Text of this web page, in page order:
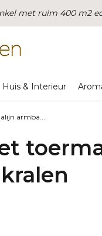
met ruim 400 m2
Huis & Interieur
armba...